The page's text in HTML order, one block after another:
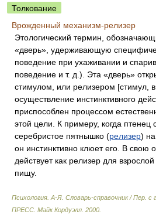
Толкование
Врожденный механизм-релизер
Этологический термин,
«дверь», удерживающую
поведение при ухаживании и
поведение и т. д.). Эта «дверь»
стимулом, или релизером [стимул,
осуществление инстинктивного
приспособлен процессом
этой цели. К примеру, когда птенец
серебристое пятнышко (релизер)
он инстинктивно клюет его. В свою
действует как релизер для
пищу.
Психология. А-Я. Словарь-справочник / Пер.
ПРЕСС Майк Кордуэлл 2000